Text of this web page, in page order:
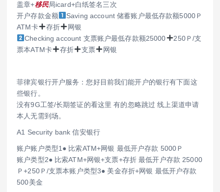
盖章+移民局icard+白纸签名三次
开户存款金额
Saving account 储蓄账户最低存款额5000Ｐ
ATM卡
存折
网银
Checking account 支票账户最低存款额25000
250Ｐ/支
票本ATM卡
存折 支票 网银
菲律宾银行开户服务：您好目前我们能开户的银行有下面这
些银行。
没有9G工签/长期签证的看这里 有的忽略跳过 线上渠道申请
本人无需到场。
A1 Security bank 信安银行
账户账户类型1● 比索ATM+网银 最低开户存款 5000Ｐ
账户类型2● 比索ATM+网银+支票+存折 最低开户存款 25000
Ｐ+250Ｐ/支票本账户类型3● 美金存折+网银 最低开户存款
500美金